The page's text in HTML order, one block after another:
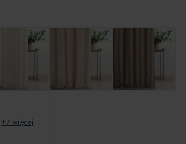
+7 więcej